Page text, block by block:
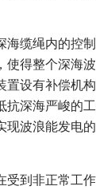
海缆绳内的控
使得整个深海
置设有补偿机
抗深海严峻的
现波浪能发电
到非正常工